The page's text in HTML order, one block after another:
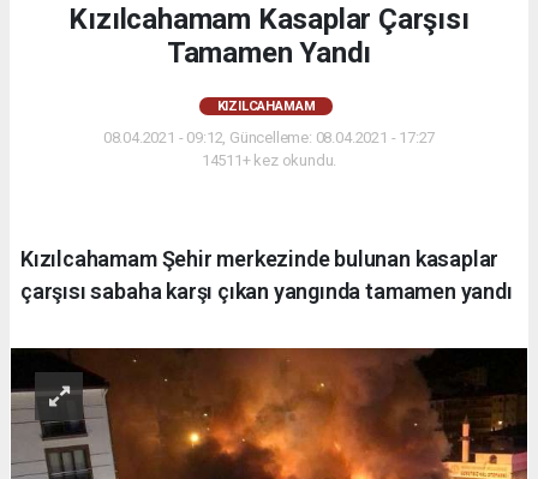
Kızılcahamam Kasaplar Çarşısı
Tamamen Yandı
KIZILCAHAMAM
08.04.2021 - 09:12, Güncelleme: 08.04.2021 - 17:27
14511+ kez okundu.
Kızılcahamam Şehir merkezinde bulunan kasaplar
çarşısı sabaha karşı çıkan yangında tamamen yandı